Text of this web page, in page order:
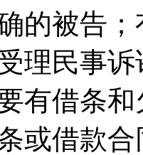
的被告
理民事
有借条
或借款